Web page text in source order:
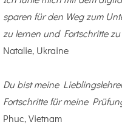
sparen für den Weg zum
zu lernen und Fortschritte
Natalie, Ukraine
Du bist meine
Fortschritte für meine
Phuc, Vietnam